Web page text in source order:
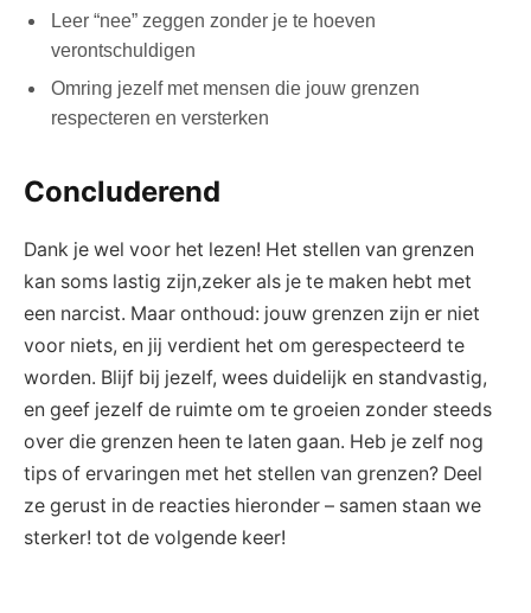
Leer “nee” zeggen ⁣zonder je‌ te ⁤hoeven
verontschuldigen
Omring ⁢jezelf met mensen‍ die jouw grenzen
respecteren ‌en versterken
Concluderend
Dank je wel voor het lezen! Het stellen⁤ van grenzen
kan ‍soms lastig⁣ zijn,zeker ⁣als ⁢je te maken ​hebt met‍
een narcist. Maar onthoud: ⁣jouw grenzen zijn er niet
voor niets, en ⁤jij verdient het om gerespecteerd te
worden. Blijf⁢ bij jezelf,⁢ wees duidelijk en standvastig,
en ​geef jezelf de⁣ ruimte ‍om te groeien zonder steeds
over die grenzen⁤ heen ​te laten gaan. Heb je zelf nog
tips of⁣ ervaringen⁢ met het stellen‍ van grenzen? ‌Deel
⁢ze gerust⁤ in de reacties ⁤hieronder – samen staan‍ we
⁣sterker! tot ⁤de volgende keer!